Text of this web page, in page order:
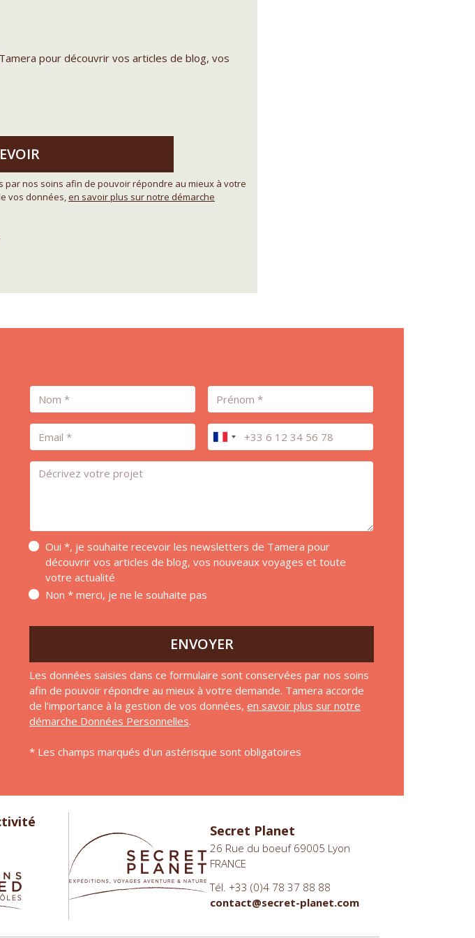
pour découvrir vos articles de blog, vos
nos soins afin de pouvoir répondre au mieux à votre
vos données,en savoir plus sur notre démarche
Nom Prénom
Email Téléphone
Message *
Oui *, je souhaite recevoir les newsletters de Tamera pour
découvrir vos articles de blog, vos nouveaux voyages et toute
votre actualité
Non * merci, je ne le souhaite pas
ENVOYER
Les données saisies dans ce formulaire sont conservées par nos soins
afin de pouvoir répondre au mieux à votre demande. Tamera accorde
de l’importance à la gestion de vos données, en savoir plus sur notre
démarche Données Personnelles.
* Les champs marqués d'un astérisque sont obligatoires
Secret Planet
26 Rue du boeuf 69005 Lyon
FRANCE
Tél. +33 (0)4 78 37 88 88
contact@secret-planet.com